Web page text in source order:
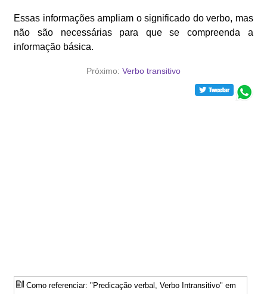
Essas informações ampliam o significado do verbo, mas
não são necessárias para que se compreenda a
informação básica.
Próximo: Verbo transitivo
Como referenciar: "Predicação verbal, Verbo Intransitivo" em